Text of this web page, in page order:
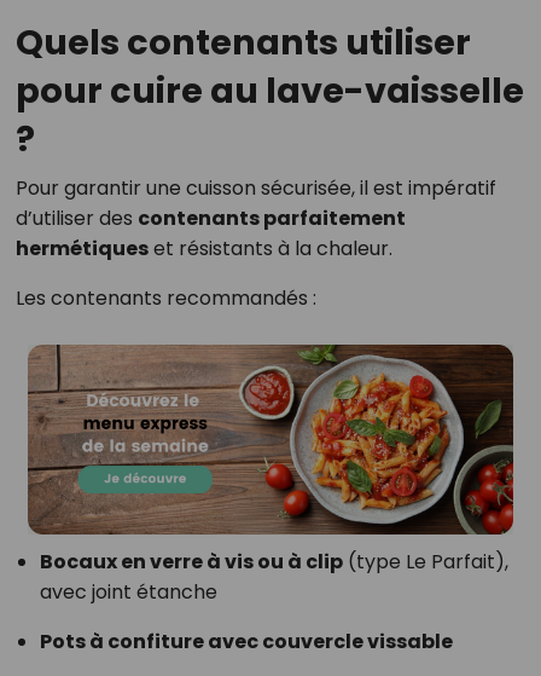
Quels contenants utiliser
pour cuire au lave-vaisselle
?
Pour garantir une cuisson sécurisée, il est impératif
d’utiliser des contenants parfaitement
hermétiqueset résistants à la chaleur.
Les contenants recommandés :
Bocaux en verre à vis ou à clip(type Le Parfait),
avec joint étanche
Pots à confiture avec couvercle vissable